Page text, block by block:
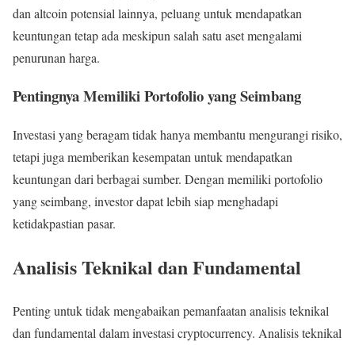
dan altcoin potensial lainnya, peluang untuk mendapatkan
keuntungan tetap ada meskipun salah satu aset mengalami
penurunan harga.
Pentingnya Memiliki Portofolio yang Seimbang
Investasi yang beragam tidak hanya membantu mengurangi risiko,
tetapi juga memberikan kesempatan untuk mendapatkan
keuntungan dari berbagai sumber. Dengan memiliki portofolio
yang seimbang, investor dapat lebih siap menghadapi
ketidakpastian pasar.
Analisis Teknikal dan Fundamental
Penting untuk tidak mengabaikan pemanfaatan analisis teknikal
dan fundamental dalam investasi cryptocurrency. Analisis teknikal